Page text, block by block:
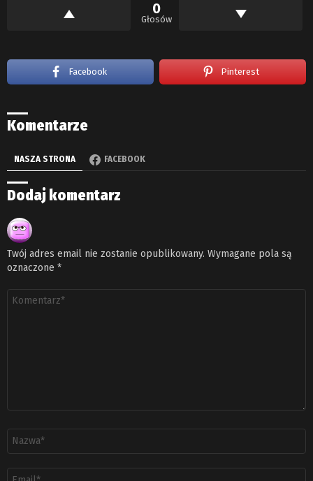
0
Głosów
Facebook Pinterest
Komentarze
NASZA STRONA FACEBOOK
Dodaj komentarz
Twój adres email nie zostanie opublikowany. Wymagane pola są
oznaczone *